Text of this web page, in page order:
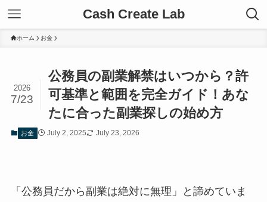
Cash Create Lab
ホーム お金
公務員の副業解禁はいつから？許
可基準と範囲を完全ガイド！あな
たに合った副業探しの始め方
2026
7/23
お金 July 2, 2025 July 23, 2026
「公務員だから副業は絶対に無理」と諦めていま